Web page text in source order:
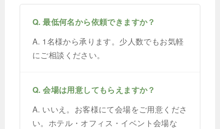
Q. 最低何名から依頼できますか？
A. 1名様から承ります。少人数でもお気軽
にご相談ください。
Q. 会場は用意してもらえますか？
A. いいえ。お客様にて会場をご用意くださ
い。ホテル・オフィス・イベント会場な